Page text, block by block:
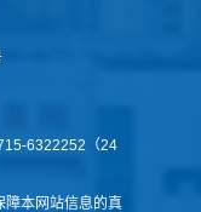
6322252（24
障本网站信息的真